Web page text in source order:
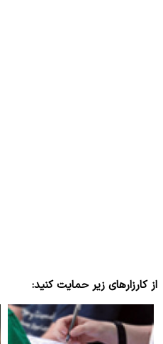
از کارزارهای زیر حمایت کنید: